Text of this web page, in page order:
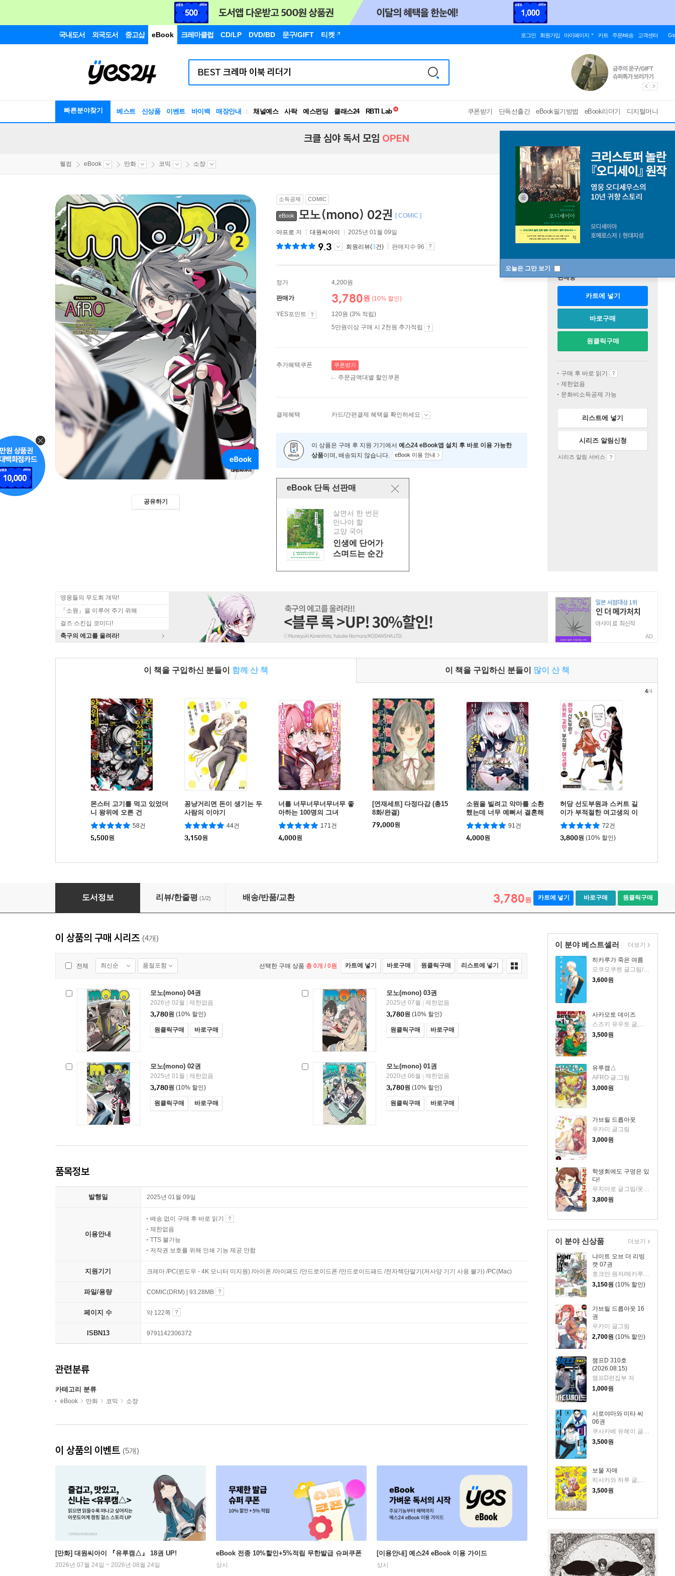
국내도서 외국도서 중고샵 eBook 크레마클럽 CD/LP DVD/BD 문구/GIFT 티켓 로그인 회원가입 마이페이지 카트 주문/배송 고객센터
빠른분야찾기 베스트 신상품 이벤트 바이백 매장안내 채널예스 사락 예스펀딩 클래스24
독서유형검사
쿠폰받기 단독선출간 eBook필기방법 eBook리더기 디지털머니
오늘은 그만 보기
크클 심야 독서 모임 OPEN
웰컴 eBook 만화 코믹 소장
공유하기
소득공제 COMIC
eBook 모노(mono) 02권 [ COMIC ]
아프로 저 대원씨아이 2025년 01월 09일
9.3 회원리뷰(3건) 판매지수 96
정가 4,200원
판매가 3,780원 (10% 할인)
YES포인트
120원 (3% 적립)
5만원이상 구매 시 2천원 추가적립
추가혜택쿠폰 쿠폰받기
주문금액대별 할인쿠폰
결제혜택 카드/간편결제 혜택을 확인하세요
이 상품은 구매 후 지원 기기에서 예스24 eBook앱 설치 후 바로 이용 가능한
상품이며, 배송되지 않습니다. eBook 이용 안내
eBook 단독 선판매
살면서 한 번은
만나야 할
교양 국어
인생에 단어가
스며드는 순간
판매중
카트에 넣기
바로구매
원클릭구매
구매 후 바로 읽기
제한없음
문화비소득공제 가능
리스트에 넣기
시리즈 알림신청
시리즈 알림 서비스
영웅들의 무도회 개막!
「소원」을 이루어 주기 위해
걸즈 스킨십 코미디!
축구의 에고를 울려라!
AD
이 책을 구입하신 분들이 함께 산 책 이 책을 구입하신 분들이 많이 산 책
몬스터 고기를 먹고 있었더
니 왕위에 오른 건
58건
5,500원
꽁냥거리면 돈이 생기는 두
사람의 이야기
44건
3,150원
너를 너무너무너무너무 좋
아하는 100명의 그녀
171건
4,000원
[연재세트] 다정다감 (총15
8화/완결)
79,000원
소원을 빌려고 악마를 소환
했는데 너무 예뻐서 결혼해
버렸습니다
91건
4,000원
허당 선도부원과 스커트 길
이가 부적절한 여고생의 이
야기
72건
3,800원 (10% 할인)
4/4
모노(mono) 02권
도서정보 리뷰/한줄평 (1/2) 배송/반품/교환 3,780원 카트에 넣기 바로구매 원클릭구매
이 분야 베스트셀러
히카루가 죽은 여름
3,600원
사카모토 데이즈
스즈키 유우토 글,그림
3,500원
유루캠△
AFRO 글,그림
3,000원
가브릴 드롭아웃
우카미 글그림
3,000원
학생회에도 구멍은 있
다!
무치마로 글그림/옷무 역
3,800원
더보기
이 분야 신상품
냐이트 오브 더 리빙
캣 07권
호크만 원저/메카루츠 그림
3,150원 (10% 할인)
가브릴 드롭아웃 16
권
우카미 글그림
2,700원 (10% 할인)
챔프D 310호
(2026.08.15)
챔프D편집부 저
1,000원
시로야마와 미타 씨
06권
3,500원
보물 자매
히사카와 하루 글,그림
3,500원
더보기
이 상품의 구매 시리즈 (4개)
전체 최신순 품절포함 선택한 구매 상품 총 0개 / 0원 카트에 넣기 바로구매 원클릭구매 리스트에 넣기
모노(mono) 04권
2026년 02월 | 제한없음
3,780원 (10% 할인)
원클릭구매 바로구매
모노(mono) 03권
2025년 07월 | 제한없음
3,780원 (10% 할인)
원클릭구매 바로구매
모노(mono) 02권
2025년 01월 | 제한없음
3,780원 (10% 할인)
원클릭구매 바로구매
모노(mono) 01권
2020년 06월 | 제한없음
3,780원 (10% 할인)
원클릭구매 바로구매
품목정보
발행일 2025년 01월 09일
이용안내
배송 없이 구매 후 바로 읽기
제한없음
TTS 불가능
저작권 보호를 위해 인쇄 기능 제공 안함
지원기기 크레마 /PC(윈도우 - 4K 모니터 미지원) /아이폰 /아이패드 /안드로이드폰 /안드로이드패드 /전자책단말기(저사양 기기 사용 불가) /PC(Mac)
파일/용량 COMIC(DRM) | 93.28MB
페이지 수 약 122쪽
ISBN13 9791142306372
관련분류
카테고리 분류
eBook 만화 코믹 소장
이 상품의 이벤트 (5개)
[만화] 대원씨아이 『유루캠△』 18권 UP!
2026년 07월 24일 ~ 2026년 08월 24일
eBook 전종 10%할인+5%적립 무한발급 슈퍼쿠폰
상시
[이용안내] 예스24 eBook 이용 가이드
상시